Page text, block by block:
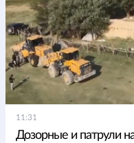
11:31
Дозорные и патрули